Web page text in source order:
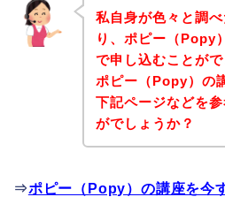
私自身が色々と調
り、ポピー（Popy
で申し込むことがで
ポピー（Popy）の
下記ページなどを
がでしょうか？
⇒ポピー（Popy）の講座を今